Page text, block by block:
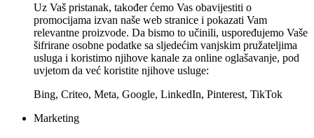
Uz Vaš pristanak, također ćemo Vas obavijestiti o
promocijama izvan naše web stranice i pokazati Vam
relevantne proizvode. Da bismo to učinili, uspoređujemo Vaše
šifrirane osobne podatke sa sljedećim vanjskim pružateljima
usluga i koristimo njihove kanale za online oglašavanje, pod
uvjetom da već koristite njihove usluge:
Bing, Criteo, Meta, Google, LinkedIn, Pinterest, TikTok
Marketing